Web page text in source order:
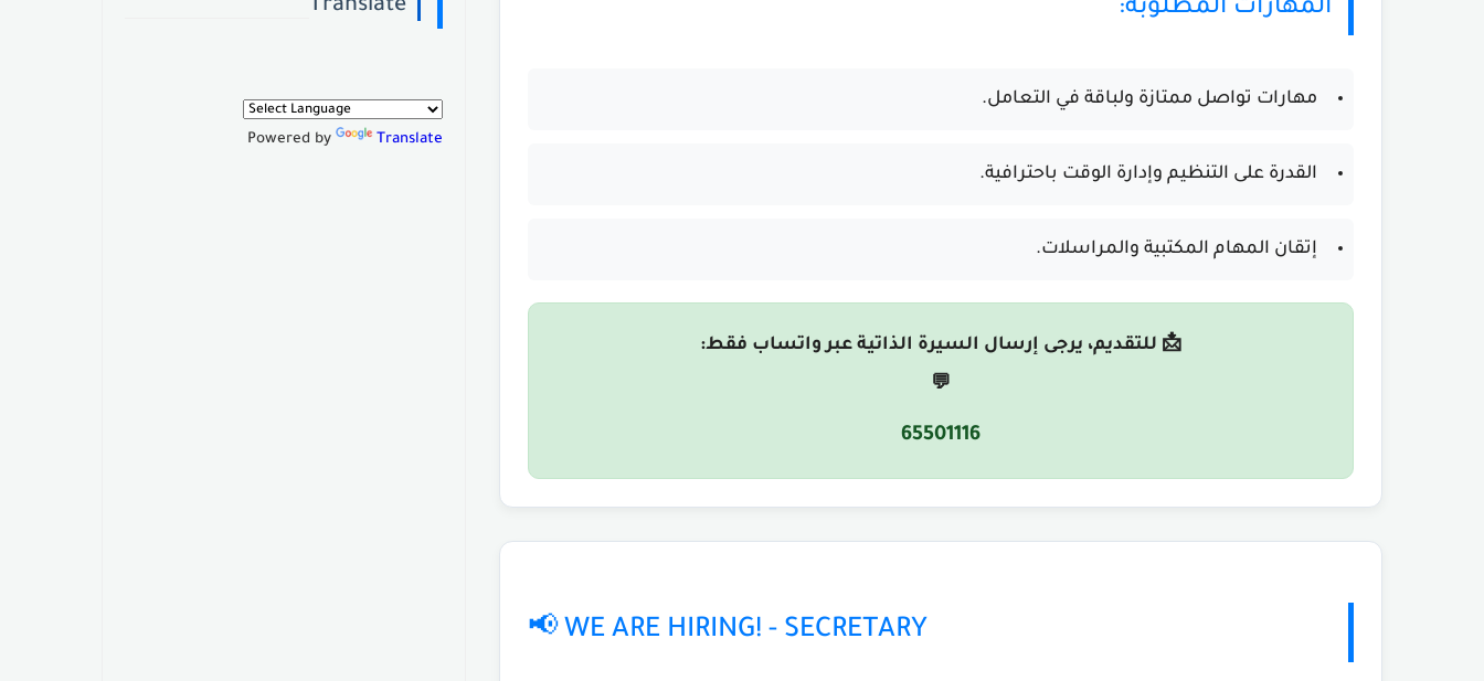
المهارات المطلوبة:
مهارات تواصل ممتازة ولباقة في التعامل.
القدرة على التنظيم وإدارة الوقت باحترافية.
إتقان المهام المكتبية والمراسلات.
📩 للتقديم، يرجى إرسال السيرة الذاتية عبر واتساب فقط:
💬
65501116
📢 WE ARE HIRING! - SECRETARY
Translate
Powered by Translate